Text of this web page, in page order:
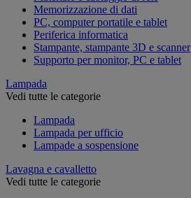
Memorizzazione di dati
PC, computer portatile e tablet
Periferica informatica
Stampante, stampante 3D e scanner
Supporto per monitor, PC e tablet
Lampada
Vedi tutte le categorie
Lampada
Lampada per ufficio
Lampade a sospensione
Lavagna e cavalletto
Vedi tutte le categorie